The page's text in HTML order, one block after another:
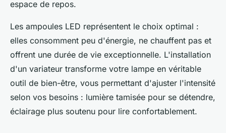
espace de repos.
Les ampoules LED représentent le choix optimal :
elles consomment peu d'énergie, ne chauffent pas et
offrent une durée de vie exceptionnelle. L'installation
d'un variateur transforme votre lampe en véritable
outil de bien-être, vous permettant d'ajuster l'intensité
selon vos besoins : lumière tamisée pour se détendre,
éclairage plus soutenu pour lire confortablement.